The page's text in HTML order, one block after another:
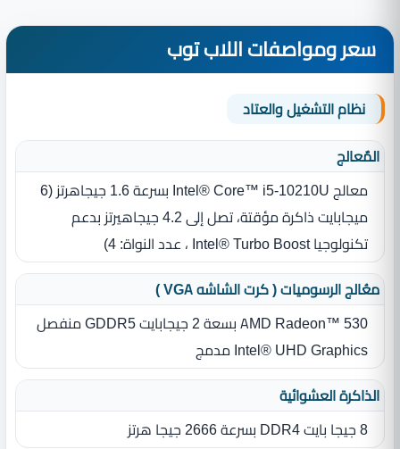
سعر ومواصفات اللاب توب
نظام التشغيل والعتاد
المٌعالج
معالج Intel® Core™ i5-10210U بسرعة 1.6 جيجاهرتز ‏(‏6
ميجابايت ذاكرة مؤقتة، تصل إلى 4.2 جيجاهيرتز بدعم
تكنولوجيا Intel® Turbo Boost ، عدد النواة‏:‏ 4‏)‏
معُالج الرسوميات ( كرت الشاشه VGA )
AMD Radeon™ 530 بسعة 2 جيجابايت GDDR5 منفصل
Intel® UHD Graphics مدمج
الذاكرة العشوائية
8 جيجا بايت DDR4 بسرعة 2666 جيجا هرتز